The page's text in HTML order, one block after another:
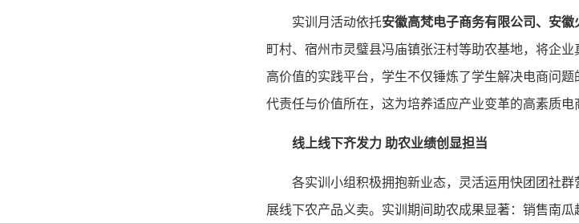
实训月活动依托安徽高梵电子商务有限公司、安徽
町村、宿州市灵璧县冯庙镇张汪村等助农基地，将企
高价值的实践平台，学生不仅锤炼了学生解决电商问
代责任与价值所在，这为培养适应产业变革的高素质电
线上线下齐发力 助农业绩创 显担当
各实训小组积极拥抱新业态，灵活运用快团团社
展线下农产品义卖。实训期间助农成果显著：销售南